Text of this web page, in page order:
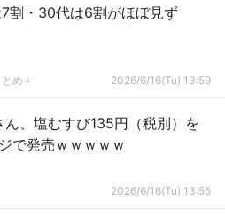
割・30代は6割がほぼ見ず
め＋ 2026/6/16(Tu) 13:59
ん、塩むすび135円（税別）を
で発売ｗｗｗｗｗ
2026/6/16(Tu) 13:55